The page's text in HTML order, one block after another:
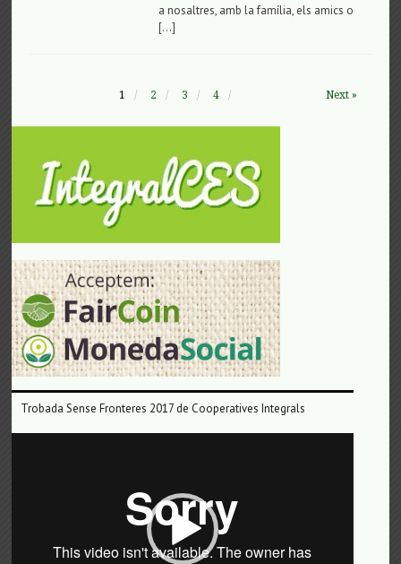
a nosaltres, amb la família, els amics o
[…]
1 2 3 4 Next »
Trobada Sense Fronteres 2017 de Cooperatives Integrals